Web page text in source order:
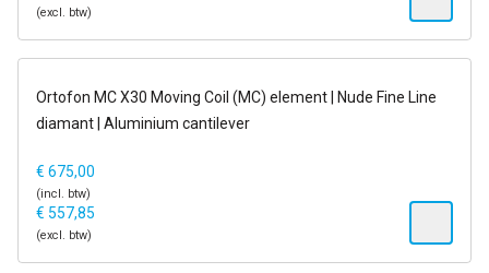
(excl. btw)
op voorraad
Ortofon MC X30 Moving Coil (MC) element | Nude Fine Line
diamant | Aluminium cantilever
€ 675,00
(incl. btw)
€ 557,85
(excl. btw)